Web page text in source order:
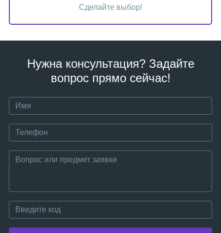
Сделайте выбор!
Нужна консультация? Задайте
вопрос прямо сейчас!